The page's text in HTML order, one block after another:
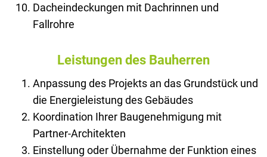
Dacheindeckungen mit Dachrinnen und
Fallrohre
Leistungen des Bauherren
Anpassung des Projekts an das Grundstück und
die Energieleistung des Gebäudes
Koordination Ihrer Baugenehmigung mit
Partner-Architekten
Einstellung oder Übernahme der Funktion eines